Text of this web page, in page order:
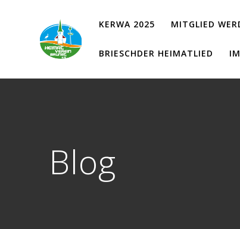
KERWA 2025 MITGLIED
BRIESCHDER HEIMATLIED
Blog